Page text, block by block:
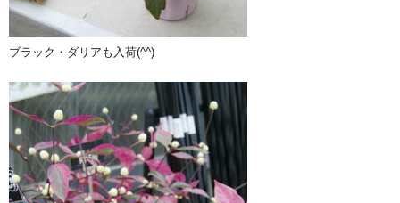
ブラック・ダリアも入荷(^^)